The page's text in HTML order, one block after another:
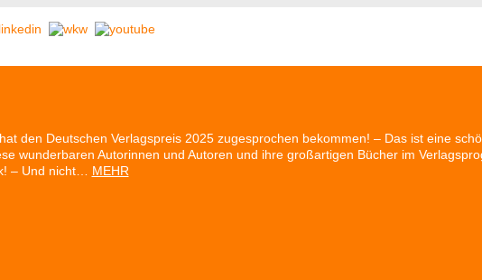
den Deutschen Verlagspreis 2025 zugesprochen bekommen! – Das ist eine
wunderbaren Autorinnen und Autoren und ihre großartigen Bücher im
– Und nicht… MEHR